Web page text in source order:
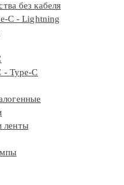
без кабеля
C - Lightning
- Type-C
ленты